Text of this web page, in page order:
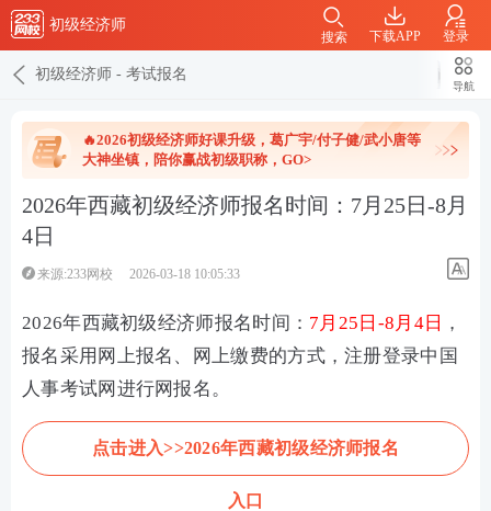
初级经济师
下载APP 登录
搜索
初级经济师 - 考试报名
导航
🔥2026初级经济师好课升级，葛广宇/付子健/武小唐等
大神坐镇，陪你赢战初级职称，GO>
2026年西藏初级经济师报名时间：7月25日-8月
4日
来源:233网校 2026-03-18 10:05:33
2026年西藏初级经济师报名时间： 7月25日-8月4日 ，
报名采用网上报名、网上缴费的方式，注册登录中国
人事考试网进行网报名。
点击进入>>2026年西藏初级经济师报名
入口